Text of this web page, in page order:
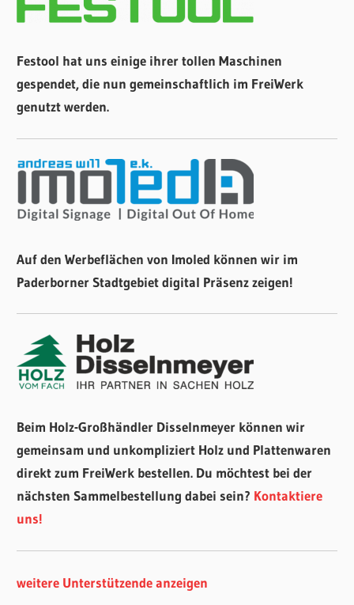
Festool hat uns einige ihrer tollen Maschinen
gespendet, die nun gemeinschaftlich im FreiWerk
genutzt werden.
Auf den Werbeflächen von Imoled können wir im
Paderborner Stadtgebiet digital Präsenz zeigen!
Beim Holz-Großhändler Disselnmeyer können wir
gemeinsam und unkompliziert Holz und Plattenwaren
direkt zum FreiWerk bestellen. Du möchtest bei der
nächsten Sammelbestellung dabei sein? Kontaktiere
uns!
weitere Unterstützende anzeigen